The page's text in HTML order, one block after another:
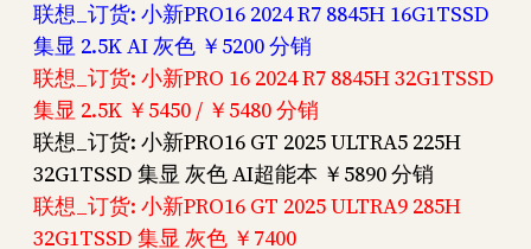
联想_订货: 小新PRO16 2024 R7 8845H 16G1TSSD
集显 2.5K AI 灰色 ￥5200 分销
联想_订货: 小新PRO 16 2024 R7 8845H 32G1TSSD
集显 2.5K ￥5450 / ￥5480 分销
联想_订货: 小新PRO16 GT 2025 ULTRA5 225H
32G1TSSD 集显 灰色 AI超能本 ￥5890 分销
联想_订货: 小新PRO16 GT 2025 ULTRA9 285H
32G1TSSD 集显 灰色 ￥7400